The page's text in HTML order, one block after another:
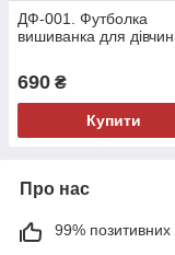
ДФ-001. Футболка
вишиванка для
690 ₴
Купити
Про нас
99% позитивних